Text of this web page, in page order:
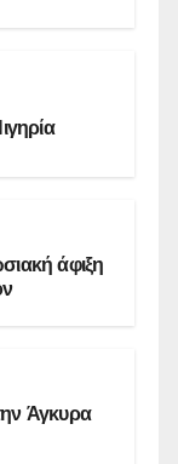
άφιξη
Άγκυρα